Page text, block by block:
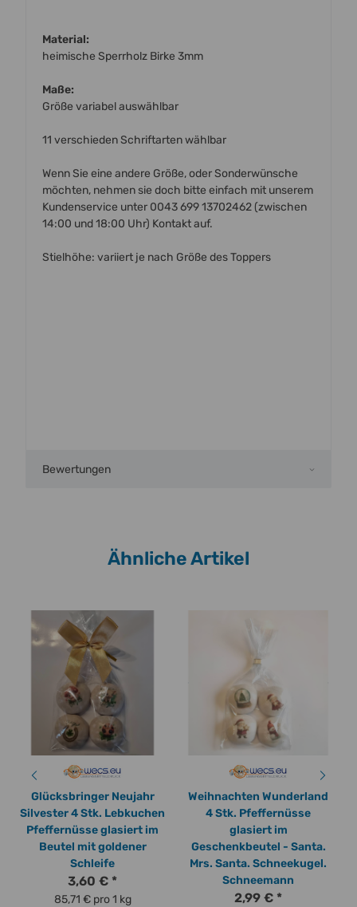
Material:
heimische Sperrholz Birke 3mm
Maße:
Größe variabel auswählbar
11 verschieden Schriftarten wählbar
Wenn Sie eine andere Größe, oder Sonderwünsche
möchten, nehmen sie doch bitte einfach mit unserem
Kundenservice unter 0043 699 13702462 (zwischen
14:00 und 18:00 Uhr) Kontakt auf.
Stielhöhe: variiert je nach Größe des Toppers
Bewertungen
Ähnliche Artikel
Glücksbringer Neujahr
Silvester 4 Stk. Lebkuchen
Pfeffernüsse glasiert im
Beutel mit goldener
Schleife
3,60 € *
85,71 € pro 1 kg
Weihnachten Wunderland
4 Stk. Pfeffernüsse
glasiert im
Geschenkbeutel - Santa.
Mrs. Santa. Schneekugel.
Schneemann
2,99 € *